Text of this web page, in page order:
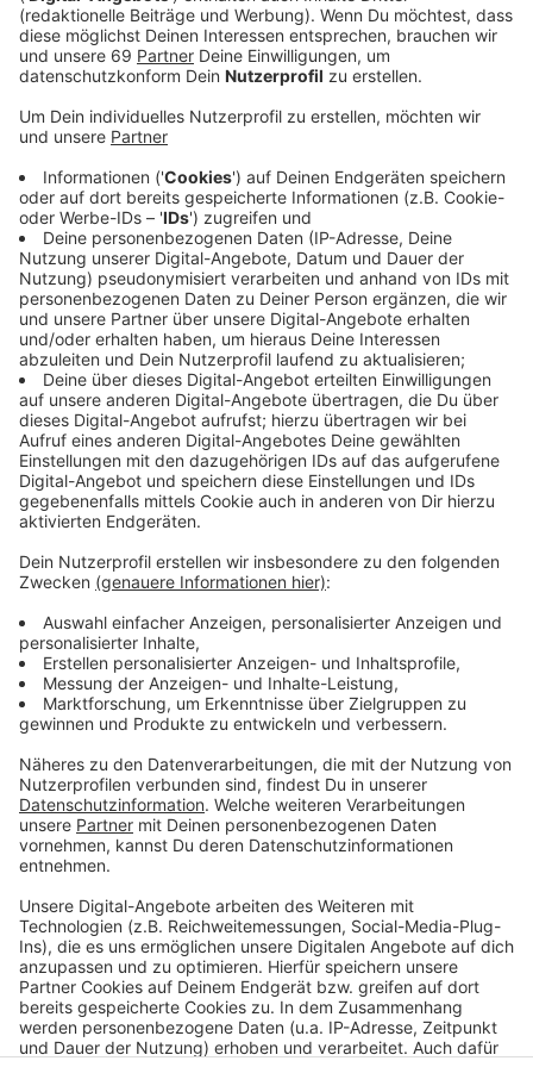
Anzeige
Etwa 150.000 Menschen haben sich im vergangenen
angeschaut. Das waren fast doppelt so viele wie
erwartet. In diesem Jahr haben sich Rupert König
(Leiter des Kirchenfoyers) und Markus Kortewille
(ehrenamtlicher Projektkoordinator) etwas Neues
ausgedacht: Eine lange Rampe im Mittelgang führt
euch zu einer großen Wand aus goldener Rettungsfolie
am Altar. Dahinter versteckt sich ein ruhiger Bereich, in
dem ein Film mit verschiedenen Gottesbildern läuft
und die Frage aufwirft: Welches Bild habe ich
eigentlich von Gott?
Anzeige
Im Überblick
Was: Cityadvent 2023"Ihr werdet mich finden"
Wo:Überwasserkirche
Öffnungszeiten:
Mo-Do 11-19 Uhr; Fr 11-22 Uhr;
Sa 11-16 Uhr; So 13-19 Uhr
Anzeige
Anzeige